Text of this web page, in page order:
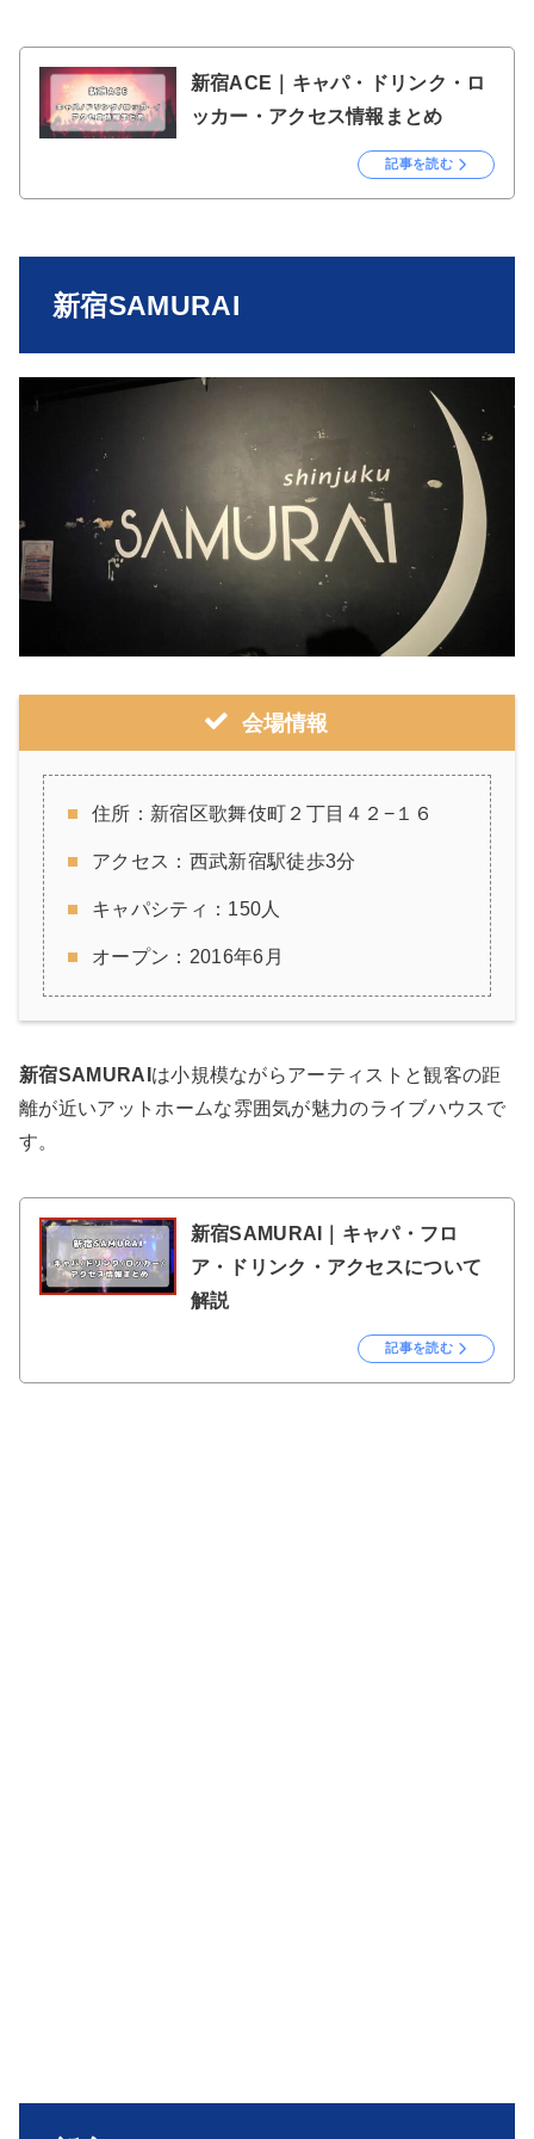
新宿ACE｜キャパ・ドリンク・ロ
ッカー・アクセス情報まとめ
記事を読む
新宿SAMURAI
会場情報
住所：新宿区歌舞伎町２丁目４２−１６
アクセス：西武新宿駅徒歩3分
キャパシティ：150人
オープン：2016年6月
新宿SAMURAI は小規模ながらアーティストと観客の距
離が近いアットホームな雰囲気が魅力のライブハウスで
す。
新宿SAMURAI｜キャパ・フロ
ア・ドリンク・アクセスについて
解説
記事を読む